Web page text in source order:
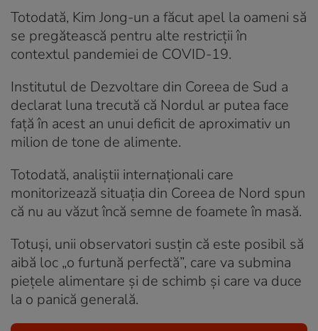
Totodată, Kim Jong-un a făcut apel la oameni să
se pregătească pentru alte restricţii în
contextul pandemiei de COVID-19.
Institutul de Dezvoltare din Coreea de Sud a
declarat luna trecută că Nordul ar putea face
față în acest an unui deficit de aproximativ un
milion de tone de alimente.
Totodată, analiștii internaționali care
monitorizează situația din Coreea de Nord spun
că nu au văzut încă semne de foamete în masă.
Totuși, unii observatori susțin că este posibil să
aibă loc „o furtună perfectă”, care va submina
pieţele alimentare şi de schimb şi care va duce
la o panică generală.